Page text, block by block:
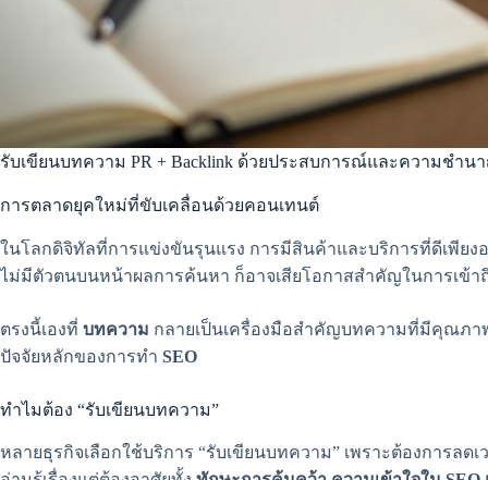
รับเขียนบทความ PR + Backlink ด้วยประสบการณ์และความชำน
การตลาดยุคใหม่ที่ขับเคลื่อนด้วยคอนเทนต์
ในโลกดิจิทัลที่การแข่งขันรุนแรง การมีสินค้าและบริการที่ดีเพีย
ไม่มีตัวตนบนหน้าผลการค้นหา ก็อาจเสียโอกาสสำคัญในการเข้า
ตรงนี้เองที่ บทความ กลายเป็นเครื่องมือสำคัญบทความที่มีคุณภา
ปัจจัยหลักของการทำ SEO
ทำไมต้อง “รับเขียนบทความ”
หลายธุรกิจเลือกใช้บริการ “รับเขียนบทความ” เพราะต้องการลด